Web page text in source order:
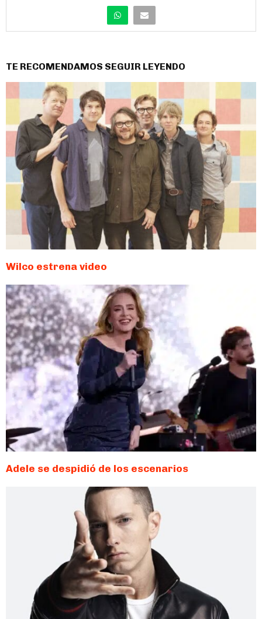
TE RECOMENDAMOS SEGUIR LEYENDO
Wilco estrena video
Adele se despidió de los escenarios